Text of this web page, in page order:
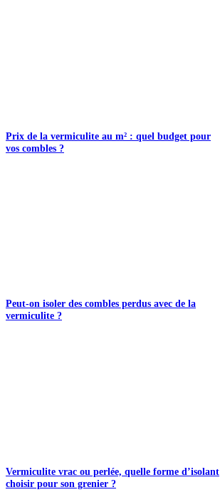
Prix de la vermiculite au m² : quel budget pour
vos combles ?
Peut-on isoler des combles perdus avec de la
vermiculite ?
Vermiculite vrac ou perlée, quelle forme d’isolant
choisir pour son grenier ?